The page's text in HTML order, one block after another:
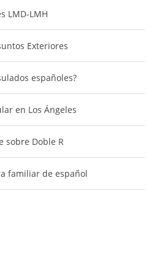
LMD-LMH
Exteriores
españoles?
en Los Ángeles
sobre Doble R
familiar de español